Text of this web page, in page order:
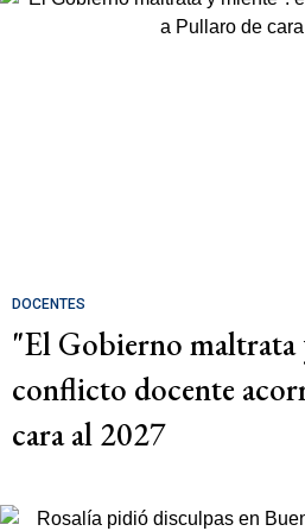
DOCENTES
"El Gobierno maltrata
conflicto docente
cara al 2027